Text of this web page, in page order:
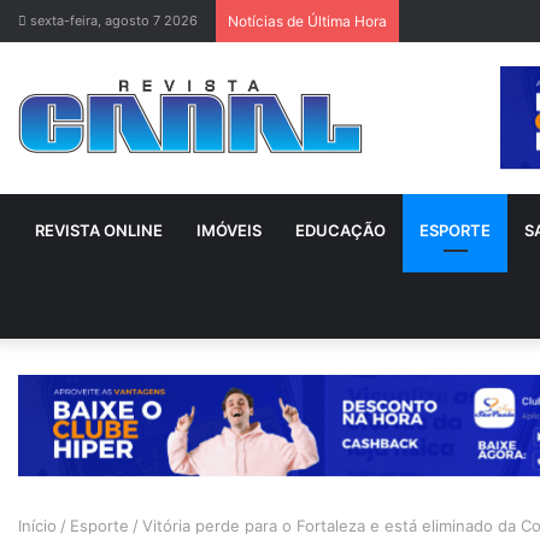
sexta-feira, agosto 7 2026 Notícias de Última Hora
REVISTA ONLINE IMÓVEIS EDUCAÇÃO ESPORTE
Início / Esporte / Vitória perde para o Fortaleza e está eliminado da